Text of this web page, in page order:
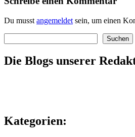
Du musst angemeldet sein, um einen
Suchen
Die Blogs unserer
Kategorien: